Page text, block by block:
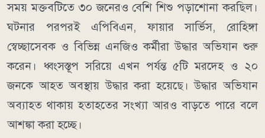
সময় মক্তবটিতে ৩০ জনেরও বেশি শিশু পড়াশোনা করছিল।
ঘটনার পরপরই এপিবিএন, ফায়ার সার্ভিস, রোহিঙ্গা
স্বেচ্ছাসেবক ও বিভিন্ন এনজিও কর্মীরা উদ্ধার অভিযান শুরু
করেন। ধ্বংসস্তূপ সরিয়ে এখন পর্যন্ত ৫টি মরদেহ ও ২০
জনকে আহত অবস্থায় উদ্ধার করা হয়েছে। উদ্ধার অভিযান
অব্যাহত থাকায় হতাহতের সংখ্যা আরও বাড়তে পারে বলে
আশঙ্কা করা হচ্ছে।